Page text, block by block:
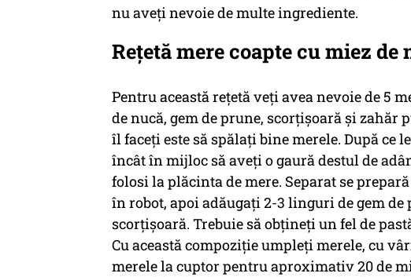
nu aveți nevoie de multe ingrediente.
Rețetă mere coapte cu miez de
Pentru această rețetă veți avea nevoie de 5
de nucă, gem de prune, scorțișoară și zahăr
îl faceți este să spălați bine merele. După ce
încât în mijloc să aveți o gaură destul de
folosi la plăcinta de mere. Separat se
în robot, apoi adăugați 2-3 linguri de gem
scorțișoară. Trebuie să obțineți un fel de
Cu această compoziție umpleți merele, cu
merele la cuptor pentru aproximativ 20 de